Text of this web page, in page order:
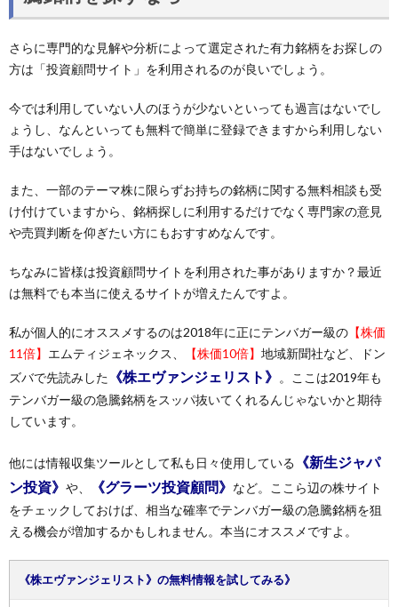
さらに専門的な見解や分析によって選定された有力銘柄をお探しの
方は「投資顧問サイト」を利用されるのが良いでしょう。
今では利用していない人のほうが少ないといっても過言はないでし
ょうし、なんといっても無料で簡単に登録できますから利用しない
手はないでしょう。
また、一部のテーマ株に限らずお持ちの銘柄に関する無料相談も受
け付けていますから、銘柄探しに利用するだけでなく専門家の意見
や売買判断を仰ぎたい方にもおすすめなんです。
ちなみに皆様は投資顧問サイトを利用された事がありますか？最近
は無料でも本当に使えるサイトが増えたんですよ。
私が個人的にオススメするのは2018年に正にテンバガー級の 【株価
11倍】 エムティジェネックス、 【株価10倍】 地域新聞社など、ドン
ズバで先読みした 《株エヴァンジェリスト》 。ここは2019年も
テンバガー級の急騰銘柄をスッパ抜いてくれるんじゃないかと期待
しています。
他には情報収集ツールとして私も日々使用している 《新生ジャパ
ン投資》 や、 《グラーツ投資顧問》 など。ここら辺の株サイト
をチェックしておけば、相当な確率でテンバガー級の急騰銘柄を狙
える機会が増加するかもしれません。本当にオススメですよ。
《株エヴァンジェリスト》の無料情報を試してみる》